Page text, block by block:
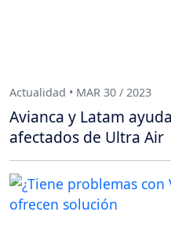
Actualidad • MAR 30 / 2023
Avianca y Latam
afectados de Ultra Air